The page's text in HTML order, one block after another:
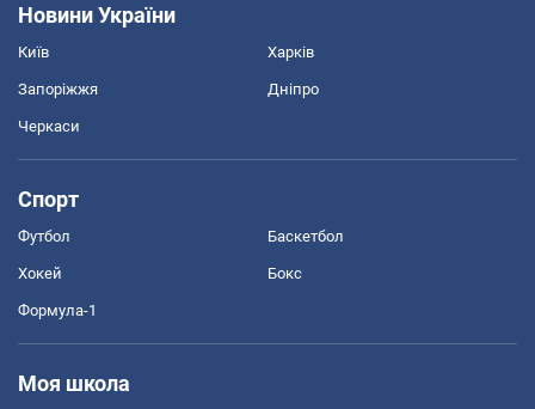
Новини України
Київ Харків
Запоріжжя Дніпро
Черкаси
Спорт
Футбол Баскетбол
Хокей Бокс
Формула-1
Моя школа